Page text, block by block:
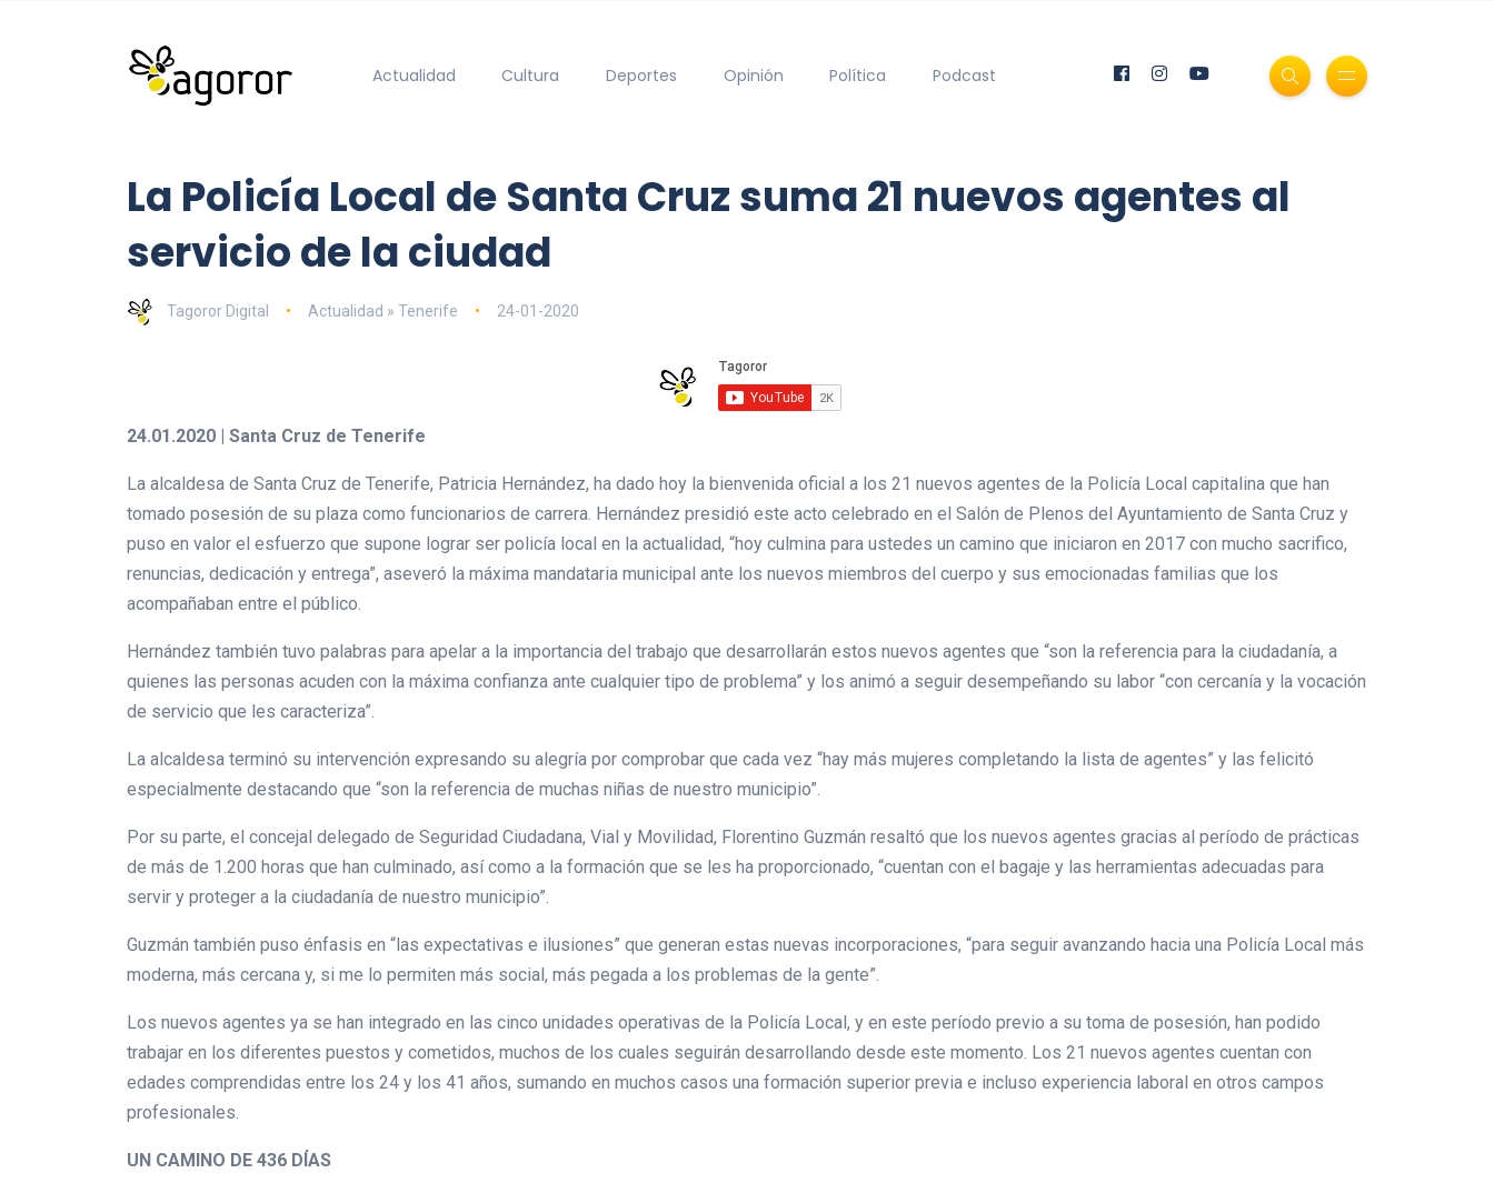
Actualidad Cultura Deportes Opinión Política Podcast
La Policía Local de Santa Cruz suma 21 nuevos agentes al
servicio de la ciudad
Tagoror Digital Actualidad » Tenerife 24-01-2020
24.01.2020 | Santa Cruz de Tenerife
La alcaldesa de Santa Cruz de Tenerife, Patricia Hernández, ha dado hoy la bienvenida oficial a los 21 nuevos agentes de la Policía Local capitalina que han
tomado posesión de su plaza como funcionarios de carrera. Hernández presidió este acto celebrado en el Salón de Plenos del Ayuntamiento de Santa Cruz y
puso en valor el esfuerzo que supone lograr ser policía local en la actualidad, “hoy culmina para ustedes un camino que iniciaron en 2017 con mucho sacrifico,
renuncias, dedicación y entrega”, aseveró la máxima mandataria municipal ante los nuevos miembros del cuerpo y sus emocionadas familias que los
acompañaban entre el público.
Hernández también tuvo palabras para apelar a la importancia del trabajo que desarrollarán estos nuevos agentes que “son la referencia para la ciudadanía, a
quienes las personas acuden con la máxima confianza ante cualquier tipo de problema” y los animó a seguir desempeñando su labor “con cercanía y la vocación
de servicio que les caracteriza”.
La alcaldesa terminó su intervención expresando su alegría por comprobar que cada vez “hay más mujeres completando la lista de agentes” y las felicitó
especialmente destacando que “son la referencia de muchas niñas de nuestro municipio”.
Por su parte, el concejal delegado de Seguridad Ciudadana, Vial y Movilidad, Florentino Guzmán resaltó que los nuevos agentes gracias al período de prácticas
de más de 1.200 horas que han culminado, así como a la formación que se les ha proporcionado, “cuentan con el bagaje y las herramientas adecuadas para
servir y proteger a la ciudadanía de nuestro municipio”.
Guzmán también puso énfasis en “las expectativas e ilusiones” que generan estas nuevas incorporaciones, “para seguir avanzando hacia una Policía Local más
moderna, más cercana y, si me lo permiten más social, más pegada a los problemas de la gente”.
Los nuevos agentes ya se han integrado en las cinco unidades operativas de la Policía Local, y en este período previo a su toma de posesión, han podido
trabajar en los diferentes puestos y cometidos, muchos de los cuales seguirán desarrollando desde este momento. Los 21 nuevos agentes cuentan con
edades comprendidas entre los 24 y los 41 años, sumando en muchos casos una formación superior previa e incluso experiencia laboral en otros campos
profesionales.
UN CAMINO DE 436 DÍAS